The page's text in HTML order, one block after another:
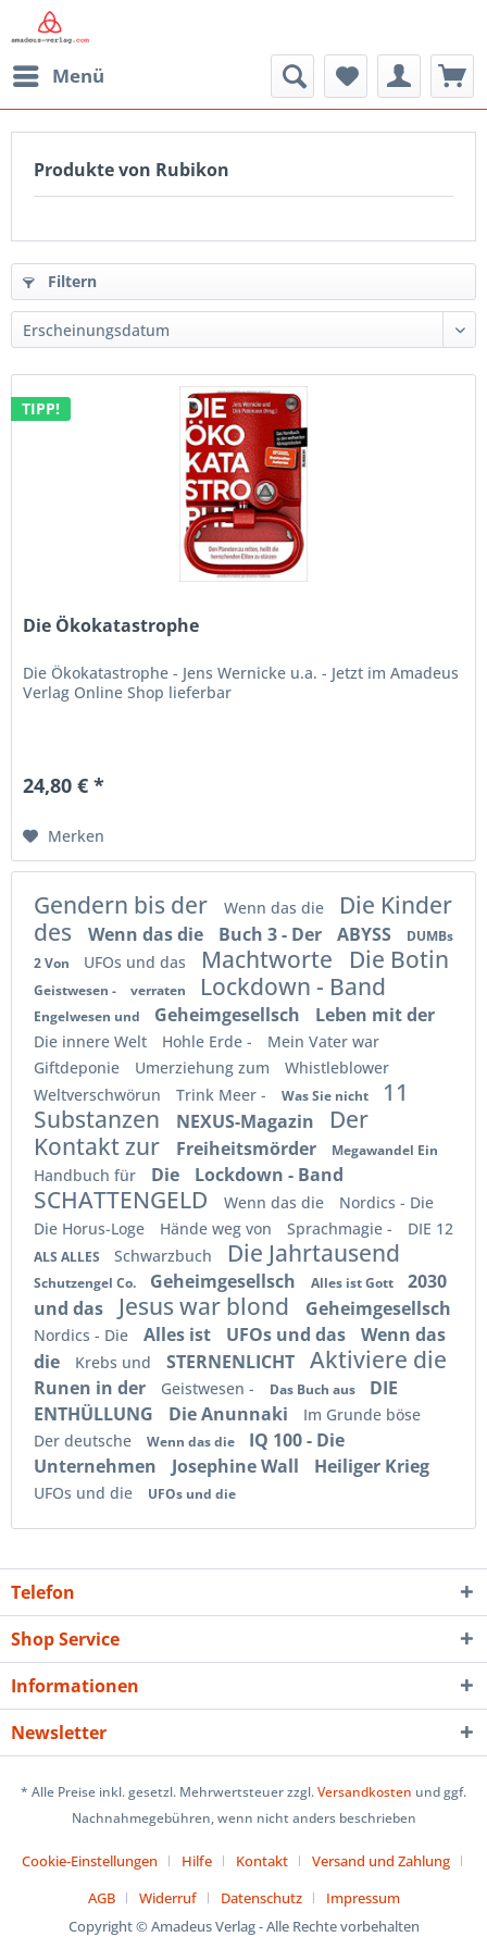
Menü
Produkte von Rubikon
Filtern
TIPP!
Die Ökokatastrophe
Die Ökokatastrophe - Jens Wernicke u.a. - Jetzt im Amadeus
Verlag Online Shop lieferbar
24,80 € *
Merken
Gendern bis der Wenn das die
Die Kinder
des
Wenn das die Buch 3 - Der ABYSS
DUMBs
2 Von
UFOs und das Machtworte Die Botin
Geistwesen - verraten Lockdown - Band
Engelwesen und Geheimgesellsch Leben mit der
Die innere Welt Hohle Erde -
Mein Vater war
Giftdeponie
Umerziehung zum
Whistleblower
Weltverschwörun
Trink Meer - Was Sie nicht
11
Substanzen
NEXUS-Magazin
Der
Kontakt zur
Freiheitsmörder Megawandel Ein
Handbuch für Die Lockdown - Band
SCHATTENGELD Wenn das die
Nordics - Die
Die Horus-Loge
Hände weg von Sprachmagie - DIE 12
ALS ALLES Schwarzbuch Die Jahrtausend
Schutzengel Co. Geheimgesellsch Alles ist Gott
2030
und das
Jesus war blond Geheimgesellsch
Nordics - Die Alles ist UFOs und das
Wenn das
die
Krebs und STERNENLICHT Aktiviere die
Runen in der Geistwesen - Das Buch aus
DIE
ENTHÜLLUNG
Die Anunnaki
Im Grunde böse
Der deutsche
Wenn das die
IQ 100 - Die
Unternehmen
Josephine Wall Heiliger Krieg
UFOs und die UFOs und die
Telefon
Shop Service
Informationen
Newsletter
* Alle Preise inkl. gesetzl. Mehrwertsteuer zzgl.Versandkosten und ggf.
Nachnahmegebühren, wenn nicht anders beschrieben
Cookie-Einstellungen Hilfe Kontakt
Versand und Zahlung
AGB
Widerruf Datenschutz
Impressum
Copyright © Amadeus Verlag - Alle Rechte vorbehalten